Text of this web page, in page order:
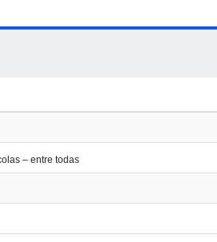
do Ensino Médio da UFU!!
– entre todas